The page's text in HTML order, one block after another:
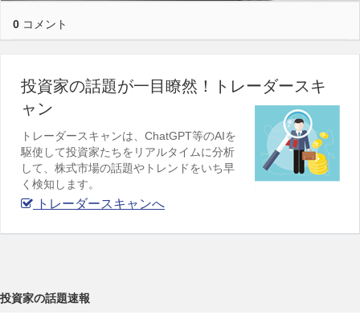
0 コメント
投資家の話題が一目瞭然！トレーダースキ
ャン
トレーダースキャンは、ChatGPT等のAIを
駆使して投資家たちをリアルタイムに分析
して、株式市場の話題やトレンドをいち早
く検知します。
トレーダースキャンへ
投資家の話題速報